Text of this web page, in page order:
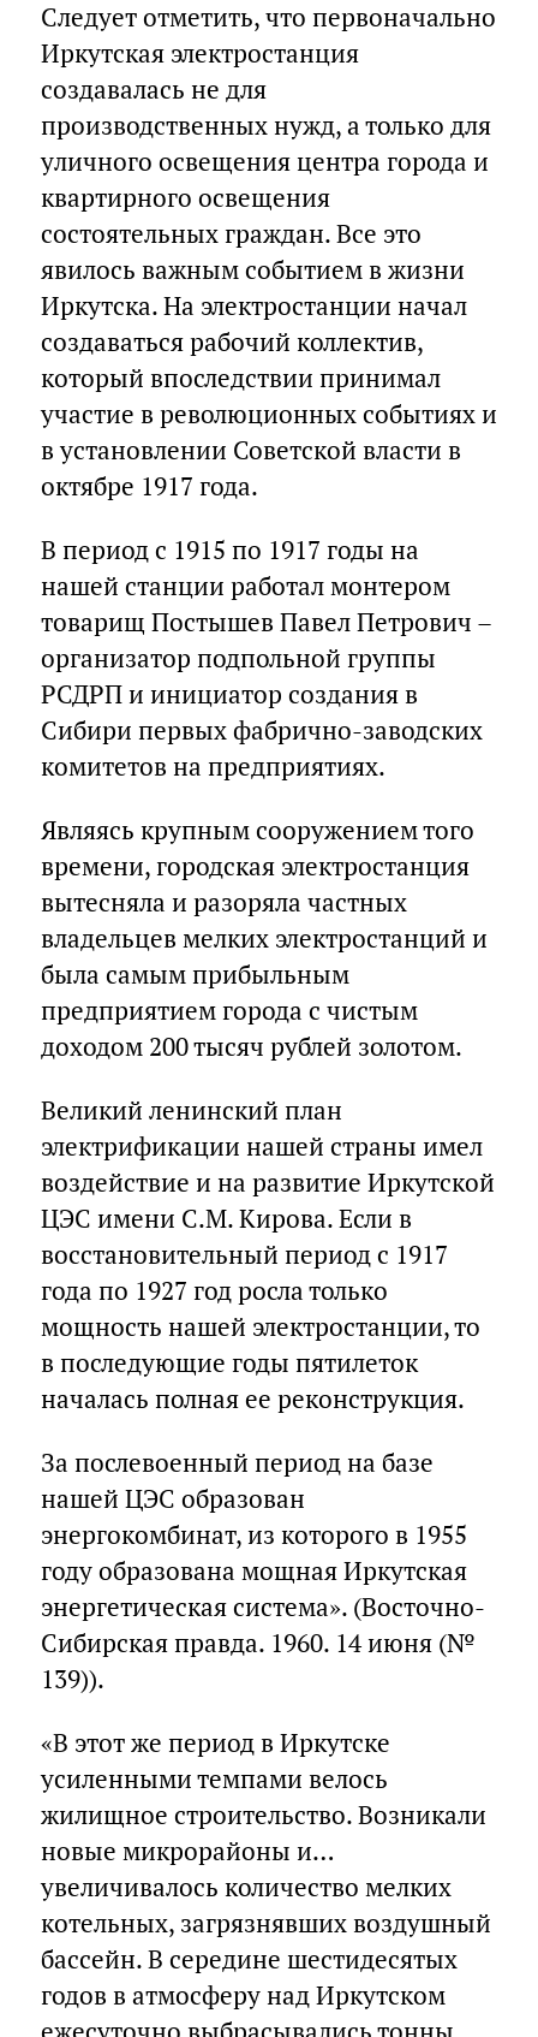
Следует отметить, что первоначально
Иркутская электростанция
создавалась не для
производственных нужд, а только для
уличного освещения центра города и
квартирного освещения
состоятельных граждан. Все это
явилось важным событием в жизни
Иркутска. На электростанции начал
создаваться рабочий коллектив,
который впоследствии принимал
участие в революционных событиях и
в установлении Советской власти в
октябре 1917 года.
В период с 1915 по 1917 годы на
нашей станции работал монтером
товарищ Постышев Павел Петрович –
организатор подпольной группы
РСДРП и инициатор создания в
Сибири первых фабрично-заводских
комитетов на предприятиях.
Являясь крупным сооружением того
времени, городская электростанция
вытесняла и разоряла частных
владельцев мелких электростанций и
была самым прибыльным
предприятием города с чистым
доходом 200 тысяч рублей золотом.
Великий ленинский план
электрификации нашей страны имел
воздействие и на развитие Иркутской
ЦЭС имени С.М. Кирова. Если в
восстановительный период с 1917
года по 1927 год росла только
мощность нашей электростанции, то
в последующие годы пятилеток
началась полная ее реконструкция.
За послевоенный период на базе
нашей ЦЭС образован
энергокомбинат, из которого в 1955
году образована мощная Иркутская
энергетическая система». (Восточно-
Сибирская правда. 1960. 14 июня (№
139)).
«В этот же период в Иркутске
усиленными темпами велось
жилищное строительство. Возникали
новые микрорайоны и…
увеличивалось количество мелких
котельных, загрязнявших воздушный
бассейн. В середине шестидесятых
годов в атмосферу над Иркутском